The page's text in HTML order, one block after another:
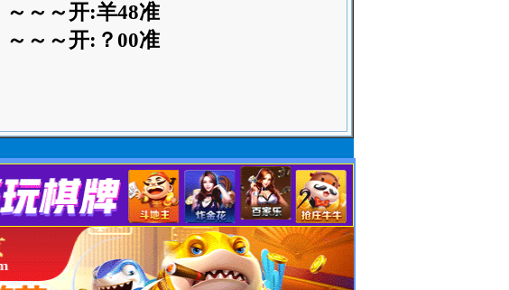
～～～开:羊48准
～～～开:？00准